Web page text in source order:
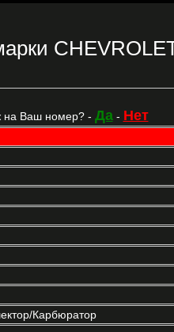
Ваш номер? - Да- Нет
Карбюратор